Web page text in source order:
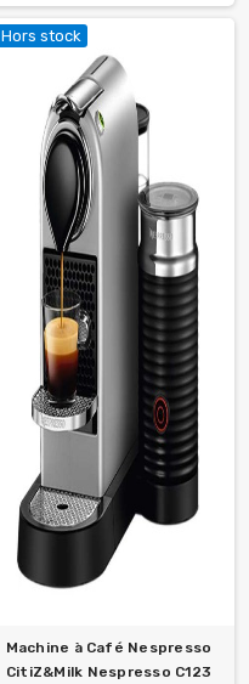
Hors stock
Machine à Café Nespresso
CitiZ&Milk Nespresso C123